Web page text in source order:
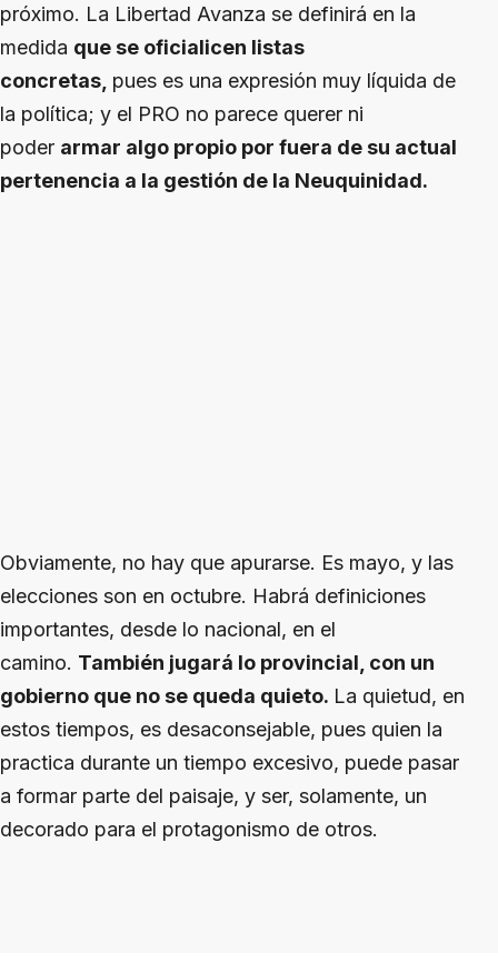
próximo. La Libertad Avanza se definirá en la
medida que se oficialicen listas
concretas, pues es una expresión muy líquida de
la política; y el PRO no parece querer ni
poder armar algo propio por fuera de su actual
pertenencia a la gestión de la Neuquinidad.
Obviamente, no hay que apurarse. Es mayo, y las
elecciones son en octubre. Habrá definiciones
importantes, desde lo nacional, en el
camino. También jugará lo provincial, con un
gobierno que no se queda quieto. La quietud, en
estos tiempos, es desaconsejable, pues quien la
practica durante un tiempo excesivo, puede pasar
a formar parte del paisaje, y ser, solamente, un
decorado para el protagonismo de otros.